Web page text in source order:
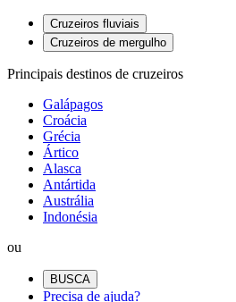
Cruzeiros fluviais
Cruzeiros de mergulho
Principais destinos de cruzeiros
Galápagos
Croácia
Grécia
Ártico
Alasca
Antártida
Austrália
Indonésia
ou
BUSCA
Precisa de ajuda?